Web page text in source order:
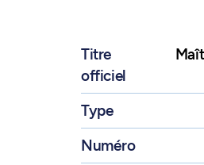
Titre
officiel
Type
Numéro